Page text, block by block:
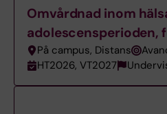
Omvårdnad inom
adolescensperioden,
På campus, Distans
HT2026, VT2027